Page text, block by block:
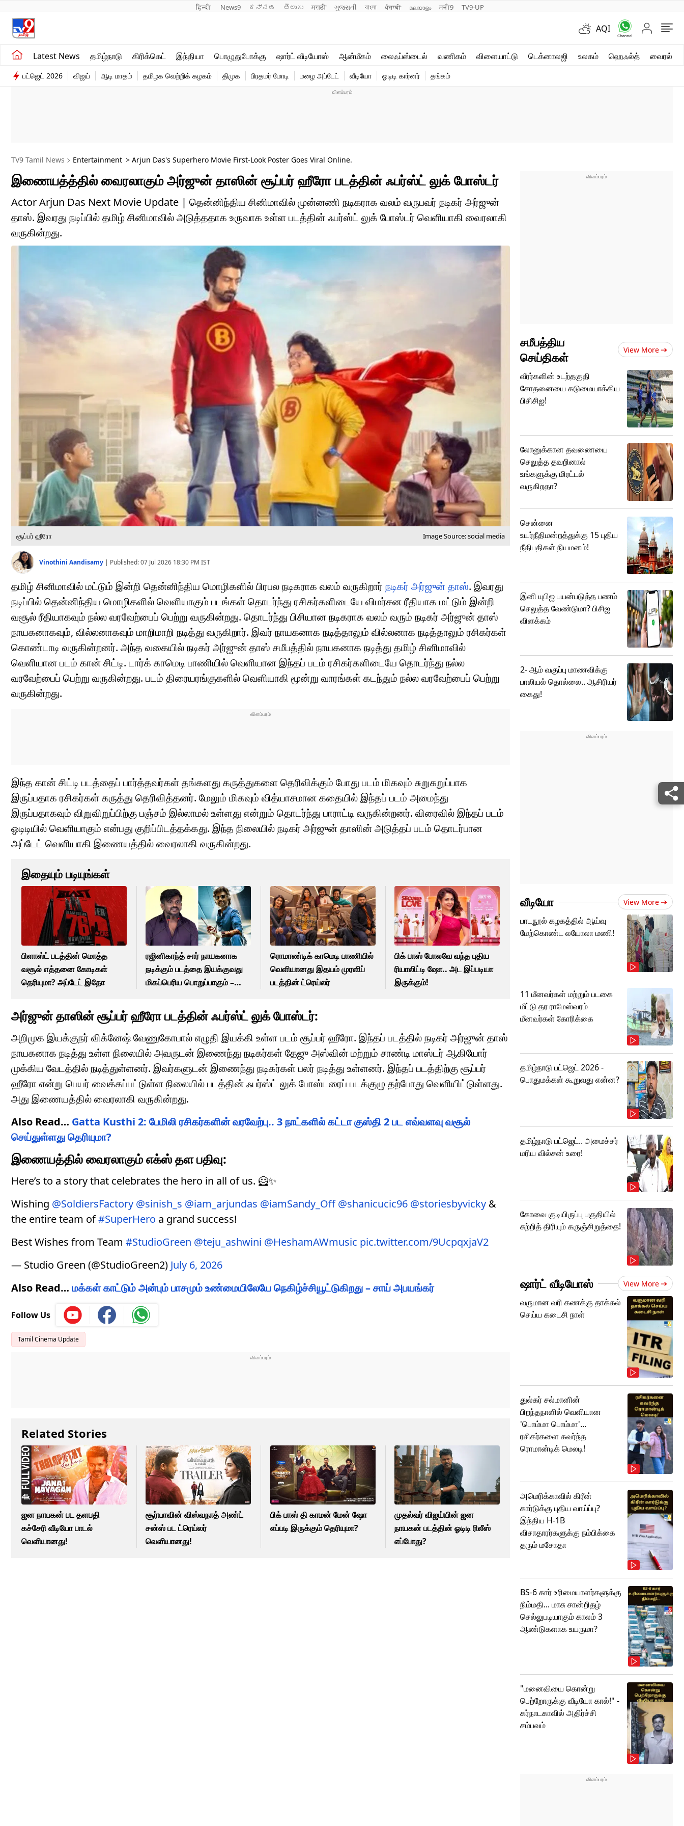
हिन्दी News9 ಕನ್ನಡ తెలుగు मराठी ગુજરાતી বাংলা ਪੰਜਾਬੀ മലയാളം मनी9 TV9-UP
AQI
Latest News தமிழ்நாடு கிரிக்கெட் இந்தியா பொழுதுபோக்கு ஷார்ட் வீடியோஸ் ஆன்மீகம் லைஃப்ஸ்டைல் வணிகம் விளையாட்டு டெக்னாலஜி உலகம் ஹெஃல்த் வைரல்
சமீபத்திய செய்திகள்
தமிழ்நாடு
விளையாட்டு
வணிகம்
வைரல்
பட்ஜெட் 2026 விஜய் ஆடி மாதம் தமிழக வெற்றிக் கழகம் திமுக பிரதமர் மோடி மழை அப்டேட் வீடியோ ஓடிடி கார்னர் தங்கம்
TV9 Tamil News Entertainment > Arjun Das's Superhero Movie First-Look Poster Goes Viral Online.
இணையத்த்தில் வைரலாகும் அர்ஜுன் தாஸின் சூப்பர் ஹீரோ படத்தின் ஃபர்ஸ்ட் லுக் போஸ்டர்
Actor Arjun Das Next Movie Update | தென்னிந்திய சினிமாவில் முன்னணி நடிகராக வலம் வருபவர் நடிகர் அர்ஜுன்
தாஸ். இவரது நடிப்பில் தமிழ் சினிமாவில் அடுத்ததாக உருவாக உள்ள படத்தின் ஃபர்ஸ்ட் லுக் போஸ்டர் வெளியாகி வைரலாகி
வருகின்றது.
சூப்பர் ஹீரோ Image Source: social media
Vinothini Aandisamy | Published:07 Jul 2026 18:30 PM IST
தமிழ் சினிமாவில் மட்டும் இன்றி தென்னிந்திய மொழிகளில் பிரபல நடிகராக வலம் வருகிறார் நடிகர் அர்ஜுன் தாஸ். இவரது
நடிப்பில் தென்னிந்திய மொழிகளில் வெளியாகும் படங்கள் தொடர்ந்து ரசிகர்களிடையே விமர்சன ரீதியாக மட்டும் இன்றி
வசூல் ரீதியாகவும் நல்ல வரவேற்பைப் பெற்று வருகின்றது. தொடர்ந்து பிசியான நடிகராக வலம் வரும் நடிகர் அர்ஜுன் தாஸ்
நாயகனாகவும், வில்லனாகவும் மாறிமாறி நடித்து வருகிறார். இவர் நாயகனாக நடித்தாலும் வில்லனாக நடித்தாலும் ரசிகர்கள்
கொண்டாடி வருகின்றனர். அந்த வகையில் நடிகர் அர்ஜுன் தாஸ் சமீபத்தில் நாயகனாக நடித்து தமிழ் சினிமாவில்
வெளியான படம் கான் சிட்டி. டார்க் காமெடி பாணியில் வெளியான இந்தப் படம் ரசிகர்களிடையே தொடர்ந்து நல்ல
வரவேற்பைப் பெற்று வருகின்றது. படம் திரையரங்குகளில் வெளியாகி மூன்று வாரங்கள் கடந்தும் நல்ல வரவேற்பைப் பெற்று
வருகின்றது.
இந்த கான் சிட்டி படத்தைப் பார்த்தவர்கள் தங்களது கருத்துகளை தெரிவிக்கும் போது படம் மிகவும் சுறுசுறுப்பாக
இருப்பதாக ரசிகர்கள் கருத்து தெரிவித்தனர். மேலும் மிகவும் வித்யாசமான கதையில் இந்தப் படம் அமைந்து
இருப்பதாகவும் விறுவிறுப்பிற்கு பஞ்சம் இல்லாமல் உள்ளது என்றும் தொடர்ந்து பாராட்டி வருகின்றனர். விரைவில் இந்தப் படம்
ஓடிடியில் வெளியாகும் என்பது குறிப்பிடத்தக்கது. இந்த நிலையில் நடிகர் அர்ஜுன் தாஸின் அடுத்தப் படம் தொடர்பான
அப்டேட் வெளியாகி இணையத்தில் வைரலாகி வருகின்றது.
இதையும் படியுங்கள்
பிளாஸ்ட் படத்தின் மொத்த
வசூல் எத்தனை கோடிகள்
தெரியுமா? அப்டேட் இதோ
ரஜினிகாந்த் சார் நாயகனாக
நடிக்கும் படத்தை இயக்குவது
மிகப்பெரிய பொறுப்பாகும் –
ரொமாண்டிக் காமெடி பாணியில்
வெளியானது இதயம் முரளிப்
படத்தின் ட்ரெய்லர்
பிக் பாஸ் போலவே வந்த புதிய
ரியாலிட்டி ஷோ.. அட இப்படியா
இருக்கும்!
அர்ஜுன் தாஸின் சூப்பர் ஹீரோ படத்தின் ஃபர்ஸ்ட் லுக் போஸ்டர்:
அறிமுக இயக்குநர் விக்னேஷ் வேணுகோபால் எழுதி இயக்கி உள்ள படம் சூப்பர் ஹீரோ. இந்தப் படத்தில் நடிகர் அர்ஜுன் தாஸ்
நாயகனாக நடித்து உள்ள நிலையில் அவருடன் இணைந்து நடிகர்கள் தேஜு அஸ்வின் மற்றும் சாண்டி மாஸ்டர் ஆகியோர்
முக்கிய வேடத்தில் நடித்துள்ளனர். இவர்களுடன் இணைந்து நடிகர்கள் பலர் நடித்து உள்ளனர். இந்தப் படத்திற்கு சூப்பர்
ஹீரோ என்று பெயர் வைக்கப்பட்டுள்ள நிலையில் படத்தின் ஃபர்ஸ்ட் லுக் போஸ்டரைப் படக்குழு தற்போது வெளியிட்டுள்ளது.
அது இணையத்தில் வைரலாகி வருகின்றது.
Also Read… Gatta Kusthi 2: பேமிலி ரசிகர்களின் வரவேற்பு.. 3 நாட்களில் கட்டா குஸ்தி 2 பட எவ்வளவு வசூல்
செய்துள்ளது தெரியுமா?
இணையத்தில் வைரலாகும் எக்ஸ் தள பதிவு:
Here’s to a story that celebrates the hero in all of us. 🦸✨
Wishing @SoldiersFactory @sinish_s @iam_arjundas @iamSandy_Off @shanicucic96 @storiesbyvicky &
the entire team of#SuperHero a grand success!
Best Wishes from Team #StudioGreen @teju_ashwini @HeshamAWmusic pic.twitter.com/9UcpqxjaV2
— Studio Green (@StudioGreen2) July 6, 2026
Also Read… மக்கள் காட்டும் அன்பும் பாசமும் உண்மையிலேயே நெகிழ்ச்சியூட்டுகிறது – சாய் அபயங்கர்
Follow Us
Tamil Cinema Update
Related Stories
ஜன நாயகன் பட தளபதி
கச்சேரி வீடியோ பாடல்
வெளியானது!
சூர்யாவின் விஸ்வநாத் அண்ட்
சன்ஸ் பட ட்ரெய்லர்
வெளியானது!
பிக் பாஸ் தி காமன் மேன் ஷோ
எப்படி இருக்கும் தெரியுமா?
முதல்வர் விஜய்யின் ஜன
நாயகன் படத்தின் ஓடிடி ரிலீஸ்
எப்போது?
சமீபத்திய
செய்திகள்
View More
வீரர்களின் உடற்தகுதி
சோதனையை கடுமையாக்கிய
பிசிசிஐ!
லோனுக்கான தவணையை
செலுத்த தவறினால்
உங்களுக்கு மிரட்டல்
வருகிறதா?
சென்னை
உயர்நீதிமன்றத்துக்கு 15 புதிய
நீதிபதிகள் நியமனம்!
இனி யுபிஐ பயன்படுத்த பணம்
செலுத்த வேண்டுமா? பிசிஐ
விளக்கம்
2- ஆம் வகுப்பு மாணவிக்கு
பாலியல் தொல்லை.. ஆசிரியர்
கைது!
வீடியோ View More
பாடநூல் கழகத்தில் ஆய்வு
மேற்கொண்ட லயோலா மணி!
11 மீனவர்கள் மற்றும் படகை
மீட்டு தர ராமேஸ்வரம்
மீனவர்கள் கோரிக்கை
தமிழ்நாடு பட்ஜெட் 2026 -
பொதுமக்கள் கூறுவது என்ன?
தமிழ்நாடு பட்ஜெட்.. அமைச்சர்
மரிய வில்சன் உரை!
கோவை குடியிருப்பு பகுதியில்
சுற்றித் திரியும் கருஞ்சிறுத்தை!
ஷார்ட் வீடியோஸ் View More
வருமான வரி கணக்கு தாக்கல்
செய்ய கடைசி நாள்
துல்கர் சல்மானின்
பிறந்தநாளில் வெளியான
'பொம்மா பொம்மா'...
ரசிகர்களை கவர்ந்த
ரொமான்டிக் மெலடி!
அமெரிக்காவில் கிரீன்
கார்டுக்கு புதிய வாய்ப்பு?
இந்திய H-1B
விசாதாரர்களுக்கு நம்பிக்கை
தரும் மசோதா
BS-6 கார் உரிமையாளர்களுக்கு
நிம்மதி... மாசு சான்றிதழ்
செல்லுபடியாகும் காலம் 3
ஆண்டுகளாக உயருமா?
"மனைவியை கொன்று
பெற்றோருக்கு வீடியோ கால்!" -
கர்நாடகாவில் அதிர்ச்சி
சம்பவம்